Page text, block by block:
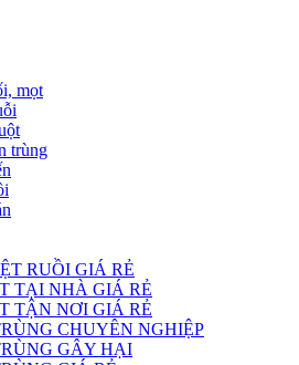
mọt
trùng
RUỒI GIÁ RẺ
TẠI NHÀ GIÁ RẺ
TẬN NƠI GIÁ RẺ
CHUYÊN NGHIỆP
GÂY HẠI